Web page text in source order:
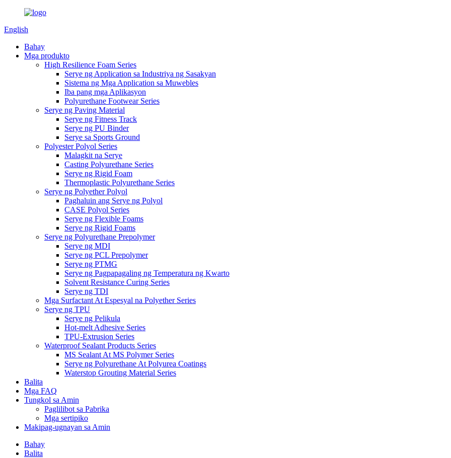
English
Bahay
Mga produkto
High Resilience Foam Series
Serye ng Application sa Industriya ng Sasakyan
Sistema ng Mga Application sa Muwebles
Iba pang mga Aplikasyon
Polyurethane Footwear Series
Serye ng Paving Material
Serye ng Fitness Track
Serye ng PU Binder
Serye sa Sports Ground
Polyester Polyol Series
Malagkit na Serye
Casting Polyurethane Series
Serye ng Rigid Foam
Thermoplastic Polyurethane Series
Serye ng Polyether Polyol
Paghaluin ang Serye ng Polyol
CASE Polyol Series
Serye ng Flexible Foams
Serye ng Rigid Foams
Serye ng Polyurethane Prepolymer
Serye ng MDI
Serye ng PCL Prepolymer
Serye ng PTMG
Serye ng Pagpapagaling ng Temperatura ng Kwarto
Solvent Resistance Curing Series
Serye ng TDI
Mga Surfactant At Espesyal na Polyether Series
Serye ng TPU
Serye ng Pelikula
Hot-melt Adhesive Series
TPU-Extrusion Series
Waterproof Sealant Products Series
MS Sealant At MS Polymer Series
Serye ng Polyurethane At Polyurea Coatings
Waterstop Grouting Material Series
Balita
Mga FAQ
Tungkol sa Amin
Paglilibot sa Pabrika
Mga sertipiko
Makipag-ugnayan sa Amin
Bahay
Balita